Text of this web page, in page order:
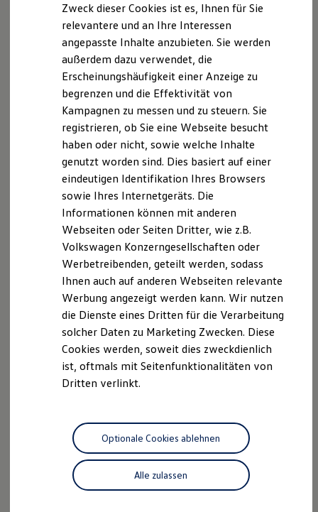
Kaufoptionen
E-Auto-Förderung
Software und Konnektivität
Die ID. Software 6
ID. Software Versionen und Updates
Digitale Extras
Schnittstellen zu Ihrem ID.
Hybridautos
Marke und Erlebnis
Volkswagen R und R Experience
R-Modelle
R Experience
Driving Experience
Volkswagen entdecken
Werkbesichtigung
Lifestyle Shop
T-Roc Kollektion
Golf Kollektion
ID. Kollektion
Volkswagen Kollektion
R-Kollektion
GTI Kollektion
Fußball Drop
we drive football
#wedriveproud
Besitzer und Service
Software Updates
Service und Ersatzteile
Motorenöl und Flüssigkeiten
Räder und Reifen
Pannen- und Unfallhilfe
Economy Service
Volkswagen Teile
Zubehör
Der T-Cross
Wendig, flexibel, vielseitig. Entdecken Sie den
T‑Cross.
Mehr zum T-Cross erfahren
Der ID.4
Kraftvoll wie ein SUV, nachhaltig wie ein ID.
Zweck dieser Cookies ist es, Ihnen für Sie
relevantere und an Ihre Interessen
angepasste Inhalte anzubieten. Sie werden
außerdem dazu verwendet, die
Erscheinungshäufigkeit einer Anzeige zu
begrenzen und die Effektivität von
Kampagnen zu messen und zu steuern. Sie
registrieren, ob Sie eine Webseite besucht
haben oder nicht, sowie welche Inhalte
genutzt worden sind. Dies basiert auf einer
eindeutigen Identifikation Ihres Browsers
sowie Ihres Internetgeräts. Die
Informationen können mit anderen
Webseiten oder Seiten Dritter, wie z.B.
Volkswagen Konzerngesellschaften oder
Werbetreibenden, geteilt werden, sodass
Ihnen auch auf anderen Webseiten relevante
Werbung angezeigt werden kann. Wir nutzen
die Dienste eines Dritten für die Verarbeitung
solcher Daten zu Marketing Zwecken. Diese
Cookies werden, soweit dies zweckdienlich
ist, oftmals mit Seitenfunktionalitäten von
Dritten verlinkt.
Alle zulassen
Optionale Cookies ablehnen